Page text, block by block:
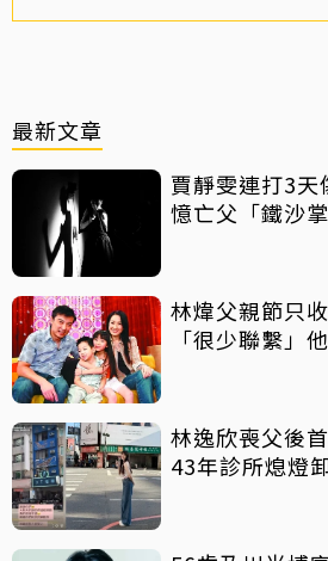
最新文章
賈靜雯連打3
憶亡父「鐵沙
林煒父親節只
「很少聯繫」
林逸欣喪父後
43年診所熄燈